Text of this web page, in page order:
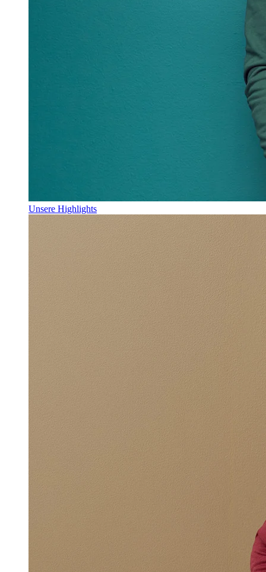
Unsere Highlights